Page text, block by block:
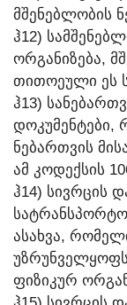
ᲛᲨᲔᲜᲔᲑᲚᲝᲑᲘᲡ
Ჰ12)
ᲝᲠᲒᲐᲜᲘᲖᲔᲑᲐ,
ᲗᲘᲗᲝᲔᲣᲚᲘ ᲔᲡ
Ჰ13)
ᲓᲝᲙᲣᲛᲔᲜᲢᲔᲑᲘ,
ᲜᲔᲑᲐᲠᲗᲕᲘᲡ
ᲐᲛ ᲙᲝᲓᲔᲥᲡᲘᲡ
Ჰ14) ᲡᲘᲕᲠᲪᲘᲡ
ᲐᲡᲐᲮᲕᲐ,
ᲤᲘᲖᲘᲙᲣᲠ